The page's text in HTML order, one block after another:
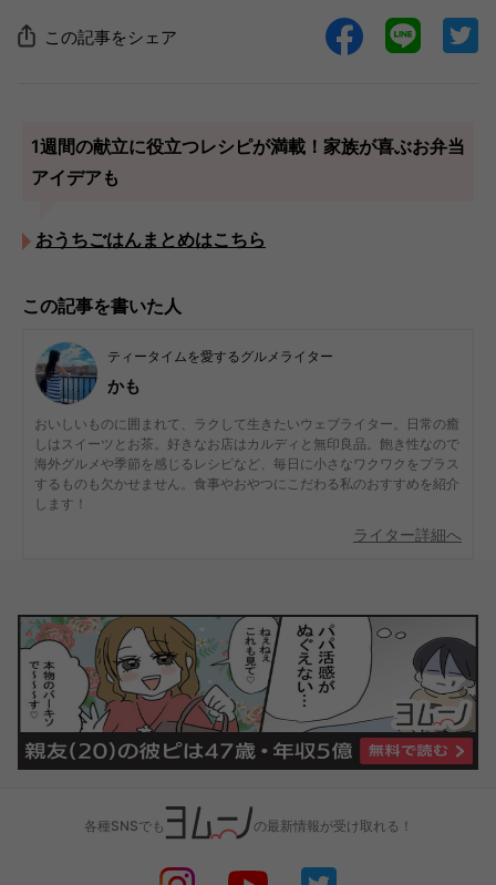
この記事をシェア
1週間の献立に役立つレシピが満載！家族が喜ぶお弁当
アイデアも
おうちごはんまとめはこちら
この記事を書いた人
ティータイムを愛するグルメライター
かも
おいしいものに囲まれて、ラクして生きたいウェブライター。日常の癒
しはスイーツとお茶。好きなお店はカルディと無印良品。飽き性なので
海外グルメや季節を感じるレシピなど、毎日に小さなワクワクをプラス
するものも欠かせません。食事やおやつにこだわる私のおすすめを紹介
します！
ライター詳細へ
各種SNSでも の最新情報が受け取れる！